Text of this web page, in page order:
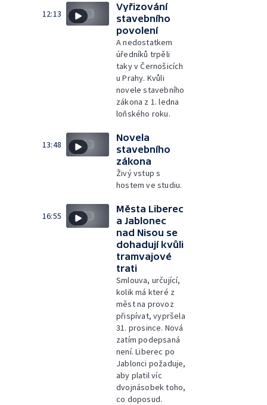
12:13
Vyřizování
stavebního
povolení
A nedostatkem
úředníků trpěli
taky v Černošicích
u Prahy. Kvůli
novele stavebního
zákona z 1. ledna
loňského roku.
13:48
Novela
stavebního
zákona
Živý vstup s
hostem ve studiu.
16:55
Města Liberec
a Jablonec
nad Nisou se
dohadují kvůli
tramvajové
trati
Smlouva, určující,
kolik má které z
měst na provoz
přispívat, vypršela
31. prosince. Nová
zatím podepsaná
není. Liberec po
Jablonci požaduje,
aby platil víc
dvojnásobek toho,
co doposud.